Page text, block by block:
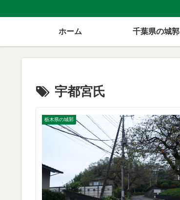
ホーム 千葉県の城郭
宇都宮氏
栃木県の城郭